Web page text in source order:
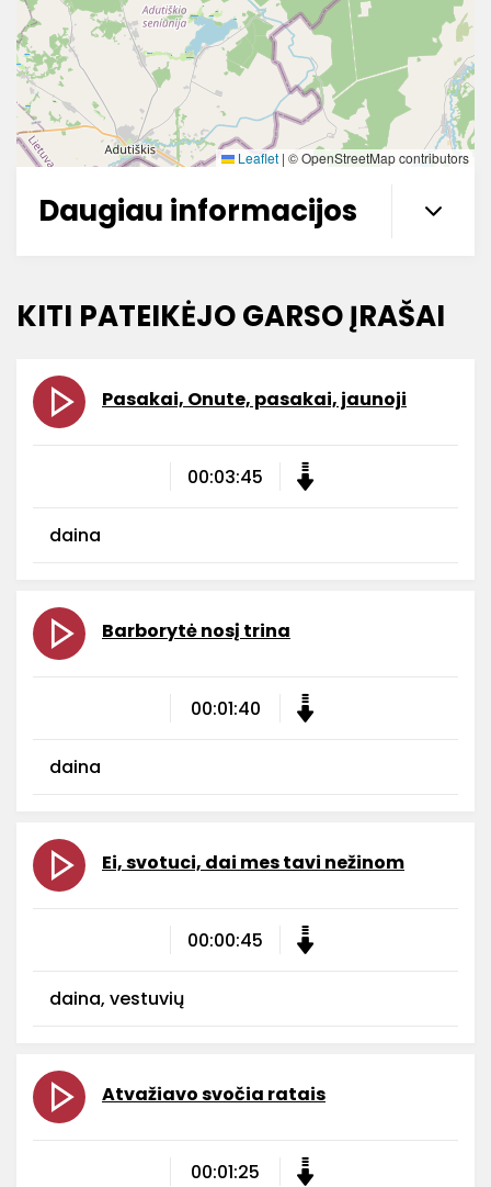
Leaflet | © OpenStreetMap contributors
Daugiau informacijos
KITI PATEIKĖJO GARSO ĮRAŠAI
Pasakai, Onute, pasakai, jaunoji
00:03:45
daina
Barborytė nosį trina
00:01:40
daina
Ei, svotuci, dai mes tavi nežinom
00:00:45
daina, vestuvių
Atvažiavo svočia ratais
00:01:25